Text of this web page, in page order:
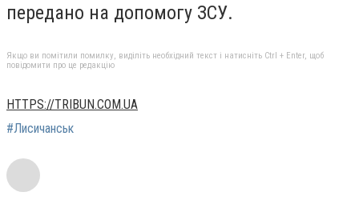
передано на допомогу ЗСУ.
Якщо ви помітили помилку, виділіть необхідний текст і натисніть Ctrl + Enter, щоб
повідомити про це редакцію
HTTPS://TRIBUN.COM.UA
#Лисичанськ